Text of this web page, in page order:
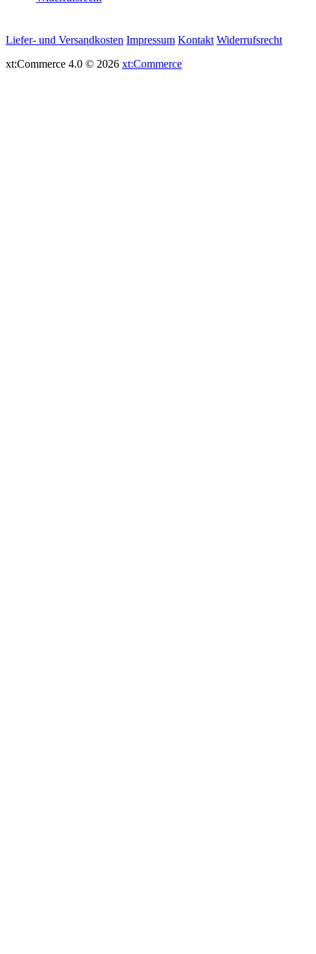
Liefer- und Versandkosten Impressum Kontakt Widerrufsrecht
xt:Commerce 4.0 © 2026 xt:Commerce